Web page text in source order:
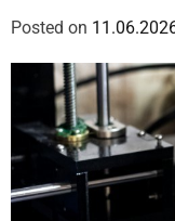
Posted on